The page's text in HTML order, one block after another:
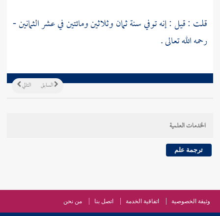
قلت : قيل : إنه توفي سنة ثمان وثلاثين ومائتين في عشر الثمانين -
رحمه الله تعالى .
التالي السابق
الخدمات العلمية
ترجمة علم
وثيقة الخصوصية اتفاقية الخدمة اتصل بنا من نحن